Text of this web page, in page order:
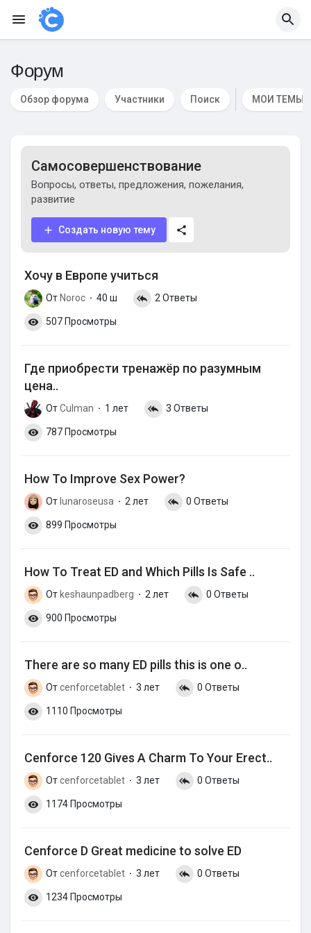
Форум
Обзор форума Участники Поиск МОИ ТЕМЫ
Самосовершенствование
Вопросы, ответы, предложения, пожелания,
развитие
Создать новую тему
Хочу в Европе учиться
От Noroc · 40 ш 2 Ответы
507 Просмотры
Где приобрести тренажёр по разумным
цена..
ОтCulman · 1 лет 3 Ответы
787 Просмотры
How To Improve Sex Power?
От lunaroseusa · 2 лет 0 Ответы
899 Просмотры
How To Treat ED and Which Pills Is Safe ..
От keshaunpadberg · 2 лет 0 Ответы
900 Просмотры
There are so many ED pills this is one o..
Отcenforcetablet · 3 лет 0 Ответы
1110 Просмотры
Cenforce 120 Gives A Charm To Your Erect..
Отcenforcetablet · 3 лет 0 Ответы
1174 Просмотры
Cenforce D Great medicine to solve ED
Отcenforcetablet · 3 лет 0 Ответы
1234 Просмотры